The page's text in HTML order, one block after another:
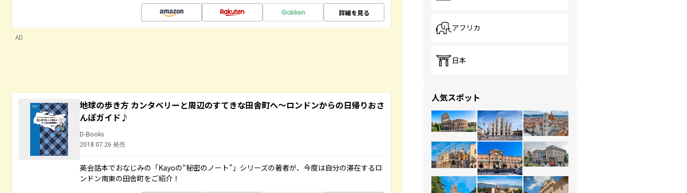
詳細を見る
AD
地球の歩き方 カンタベリーと周辺のすてきな田舎町へ～ロンドンからの日帰りおさ
んぽガイド♪
D-Books
2018.07.26 発売
英会話本でおなじみの「Kayoの“秘密のノート”」シリーズの著者が、今度は自分の滞在するロ
ンドン南東の田舎町をご紹介！
アフリカ
日本
人気スポット